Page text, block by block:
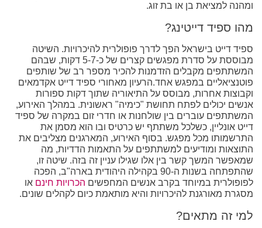
ומהנה למציאת בן או בת זוג.
מהו ספיד דייטינג?
ספיד דייט בישראל הפך לדרך פופולרית להיכרויות. השיטה
מבוססת על סדרת מפגשים קצרים של כ-5-7 דקות, שבהם
המשתתפים מקבלים הזדמנות להכיר מספר רב של שותפים
פוטנציאליים במפגש אחד.הרעיון מאחורי ספיד דייט אקדמאים
וקבוצות אחרות, מבוסס על התיאוריה שתוך דקות ספורות
אנשים יכולים לפתח תחושת "כימיה" ראשונית. במהלך האירוע,
המשתתפים עוברים בין שולחנות או חדרי זום במקרה של ספיד
דייט אונליין, כשלכל משתתף יש כרטיס ובו הוא מסמן את
התרשמותו מכל מפגש. בסוף האירוע, המארגנים מצליבים את
התוצאות ומודיעים למשתתפים על התאמות הדדיות, מה
שמאפשר המשך קשר בין אלו שגילו עניין זה בזה. שיטה זו,
שהתפתחה בשנות ה-90 בקהילה היהודית בארה"ב, הפכה
לפופולרית במיוחד בקרב אנשים המחפשים הכרויות חינם או
מסגרת מאורגנת להיכרויות והיא מותאמת כיום לקהלים שונים.
למי זה מתאים?